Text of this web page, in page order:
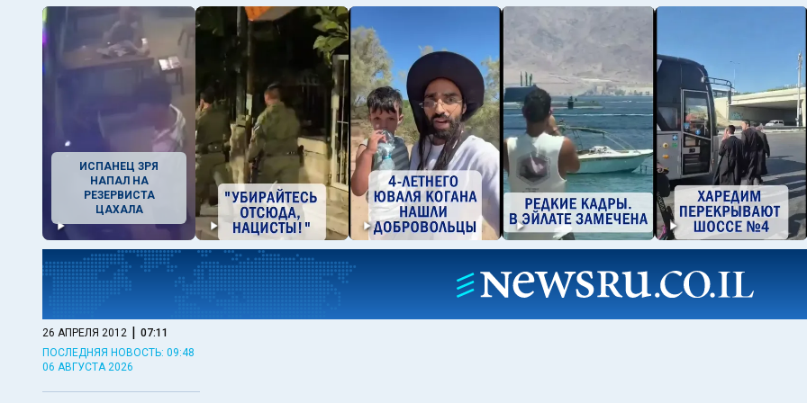
ИСПАНЕЦ ЗРЯ
НАПАЛ НА
РЕЗЕРВИСТА
ЦАХАЛА
26 АПРЕЛЯ 2012 | 07:11
ПОСЛЕДНЯЯ НОВОСТЬ: 09:48
06 АВГУСТА 2026